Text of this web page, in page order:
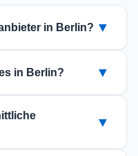
in Berlin? ▼
waehlen Sie einen
Sie den
kuemmert
aktuellen
in Berlin? ▼
verfuegbaren
▼